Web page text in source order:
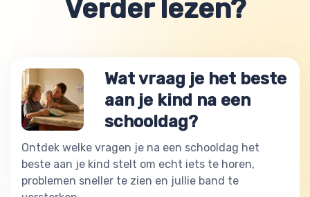
Verder lezen?
Wat vraag je het beste
aan je kind na een
schooldag?
Ontdek welke vragen je na een schooldag het
beste aan je kind stelt om echt iets te horen,
problemen sneller te zien en jullie band te